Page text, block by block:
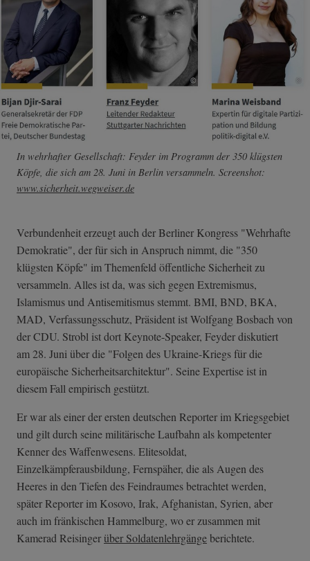
In wehrhafter Gesellschaft: Feyder im Programm der 350 klügsten
Köpfe, die sich am 28. Juni in Berlin versammeln. Screenshot:
www.sicherheit.wegweiser.de
Verbundenheit erzeugt auch der Berliner Kongress "Wehrhafte
Demokratie", der für sich in Anspruch nimmt, die "350
klügsten Köpfe" im Themenfeld öffentliche Sicherheit zu
versammeln. Alles ist da, was sich gegen Extremismus,
Islamismus und Antisemitismus stemmt. BMI, BND, BKA,
MAD, Verfassungsschutz, Präsident ist Wolfgang Bosbach von
der CDU. Strobl ist dort Keynote-Speaker, Feyder diskutiert
am 28. Juni über die "Folgen des Ukraine-Kriegs für die
europäische Sicherheitsarchitektur". Seine Expertise ist in
diesem Fall empirisch gestützt.
Er war als einer der ersten deutschen Reporter im Kriegsgebiet
und gilt durch seine militärische Laufbahn als kompetenter
Kenner des Waffenwesens. Elitesoldat,
Einzelkämpferausbildung, Fernspäher, die als Augen des
Heeres in den Tiefen des Feindraumes betrachtet werden,
später Reporter im Kosovo, Irak, Afghanistan, Syrien, aber
auch im fränkischen Hammelburg, wo er zusammen mit
Kamerad Reisingerüber Soldatenlehrgängeberichtete.